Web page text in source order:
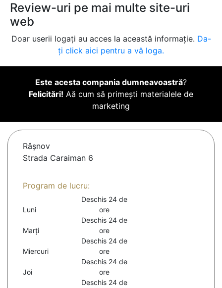
Review-uri pe mai multe site-uri
web
Doar userii logați au acces la această informație. Da-
ți click aici pentru a vă loga.
Este acesta compania dumneavoastră?
Felicitări! Aă cum să primești materialele de
marketing
Râşnov
Strada Caraiman 6
Program de lucru:
Luni
Deschis 24 de
ore
Marți
Deschis 24 de
ore
Miercuri
Deschis 24 de
ore
Joi
Deschis 24 de
ore
Deschis 24 de